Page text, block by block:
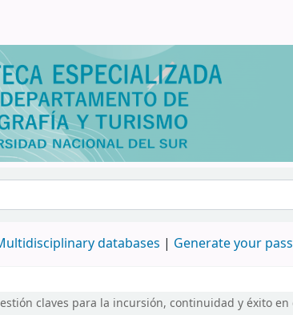
databases | Generate your
claves para la incursión, continuidad y éxito